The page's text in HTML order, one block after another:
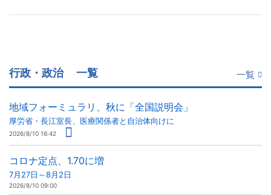
行政・政治 一覧 一覧
地域フォーミュラリ、秋に「全国説明会」
厚労省・長江室長、医療関係者と自治体向けに
2026/8/10 16:42
コロナ定点、1.70に増
7月27日～8月2日
2026/8/10 09:00